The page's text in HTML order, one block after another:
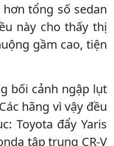
tổng số sedan
này cho thấy thị
gầm cao, tiện
bối cảnh ngập lụt
hãng vì vậy đều
Toyota đẩy Yaris
tập trung CR-V